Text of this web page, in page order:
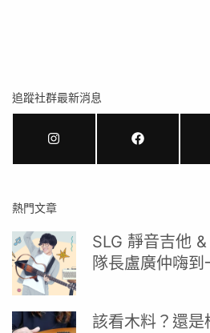
追蹤社群最新消息
熱門文章
SLG 靜音吉他
隊長盧廣仲嗨到
該看木料？還是